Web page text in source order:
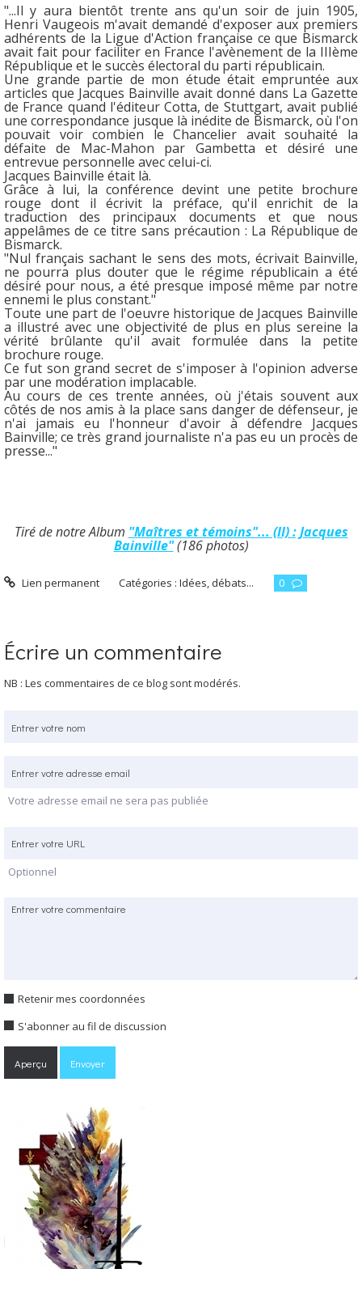
"...Il y aura bientôt trente ans qu'un soir de juin 1905,
Henri Vaugeois m'avait demandé d'exposer aux premiers
adhérents de la Ligue d'Action française ce que Bismarck
avait fait pour faciliter en France l'avènement de la IIIème
République et le succès électoral du parti républicain.
Une grande partie de mon étude était empruntée aux
articles que Jacques Bainville avait donné dans La Gazette
de France quand l'éditeur Cotta, de Stuttgart, avait publié
une correspondance jusque là inédite de Bismarck, où l'on
pouvait voir combien le Chancelier avait souhaité la
défaite de Mac-Mahon par Gambetta et désiré une
entrevue personnelle avec celui-ci.
Jacques Bainville était là.
Grâce à lui, la conférence devint une petite brochure
rouge dont il écrivit la préface, qu'il enrichit de la
traduction des principaux documents et que nous
appelâmes de ce titre sans précaution : La République de
Bismarck.
"Nul français sachant le sens des mots, écrivait Bainville,
ne pourra plus douter que le régime républicain a été
désiré pour nous, a été presque imposé même par notre
ennemi le plus constant."
Toute une part de l'oeuvre historique de Jacques Bainville
a illustré avec une objectivité de plus en plus sereine la
vérité brûlante qu'il avait formulée dans la petite
brochure rouge.
Ce fut son grand secret de s'imposer à l'opinion adverse
par une modération implacable.
Au cours de ces trente années, où j'étais souvent aux
côtés de nos amis à la place sans danger de défenseur, je
n'ai jamais eu l'honneur d'avoir à défendre Jacques
Bainville; ce très grand journaliste n'a pas eu un procès de
presse..."
Tiré de notre Album "Maîtres et témoins"... (II) : Jacques
Bainville"(186 photos)
Lien permanent Catégories :Idées, débats... 0
Écrire un commentaire
NB : Les commentaires de ce blog sont modérés.
Votre adresse email ne sera pas publiée
Optionnel
Retenir mes coordonnées
S'abonner au fil de discussion